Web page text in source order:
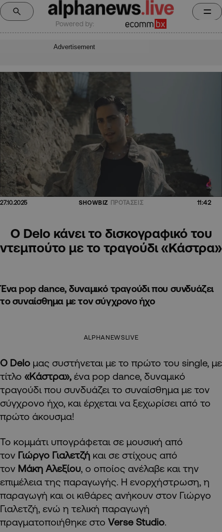
Powered by:
Advertisement
27.10.2025 SHOWBIZ ΠΡΟΤΑΣΕΙΣ 11:42
Ο Delo κάνει το δισκογραφικό του
ντεμπούτο με το τραγούδι «Κάστρα»
Ένα pop dance, δυναμικό τραγούδι που συνδυάζει
το συναίσθημα με τον σύγχρονο ήχο
ALPHANEWSLIVE
Ο Delo μας συστήνεται με το πρώτο του single, με
τίτλο «Κάστρα», ένα pop dance, δυναμικό
τραγούδι που συνδυάζει το συναίσθημα με τον
σύγχρονο ήχο, και έρχεται να ξεχωρίσει από το
πρώτο άκουσμα!
Το κομμάτι υπογράφεται σε μουσική από
τον Γιώργο Γιαλετζή και σε στίχους από
τον Μάκη Αλεξίου , ο οποίος ανέλαβε και την
επιμέλεια της παραγωγής. Η ενορχήστρωση, η
παραγωγή και οι κιθάρες ανήκουν στον Γιώργο
Γιαλετζή, ενώ η τελική παραγωγή
πραγματοποιήθηκε στο Verse Studio